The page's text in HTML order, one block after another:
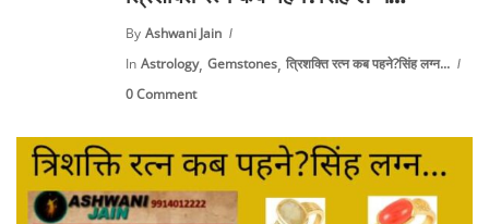
By Ashwani Jain
In Astrology, Gemstones, त्रिशक्ति रत्न कब पहने?सिंह लग्न...
0 Comment